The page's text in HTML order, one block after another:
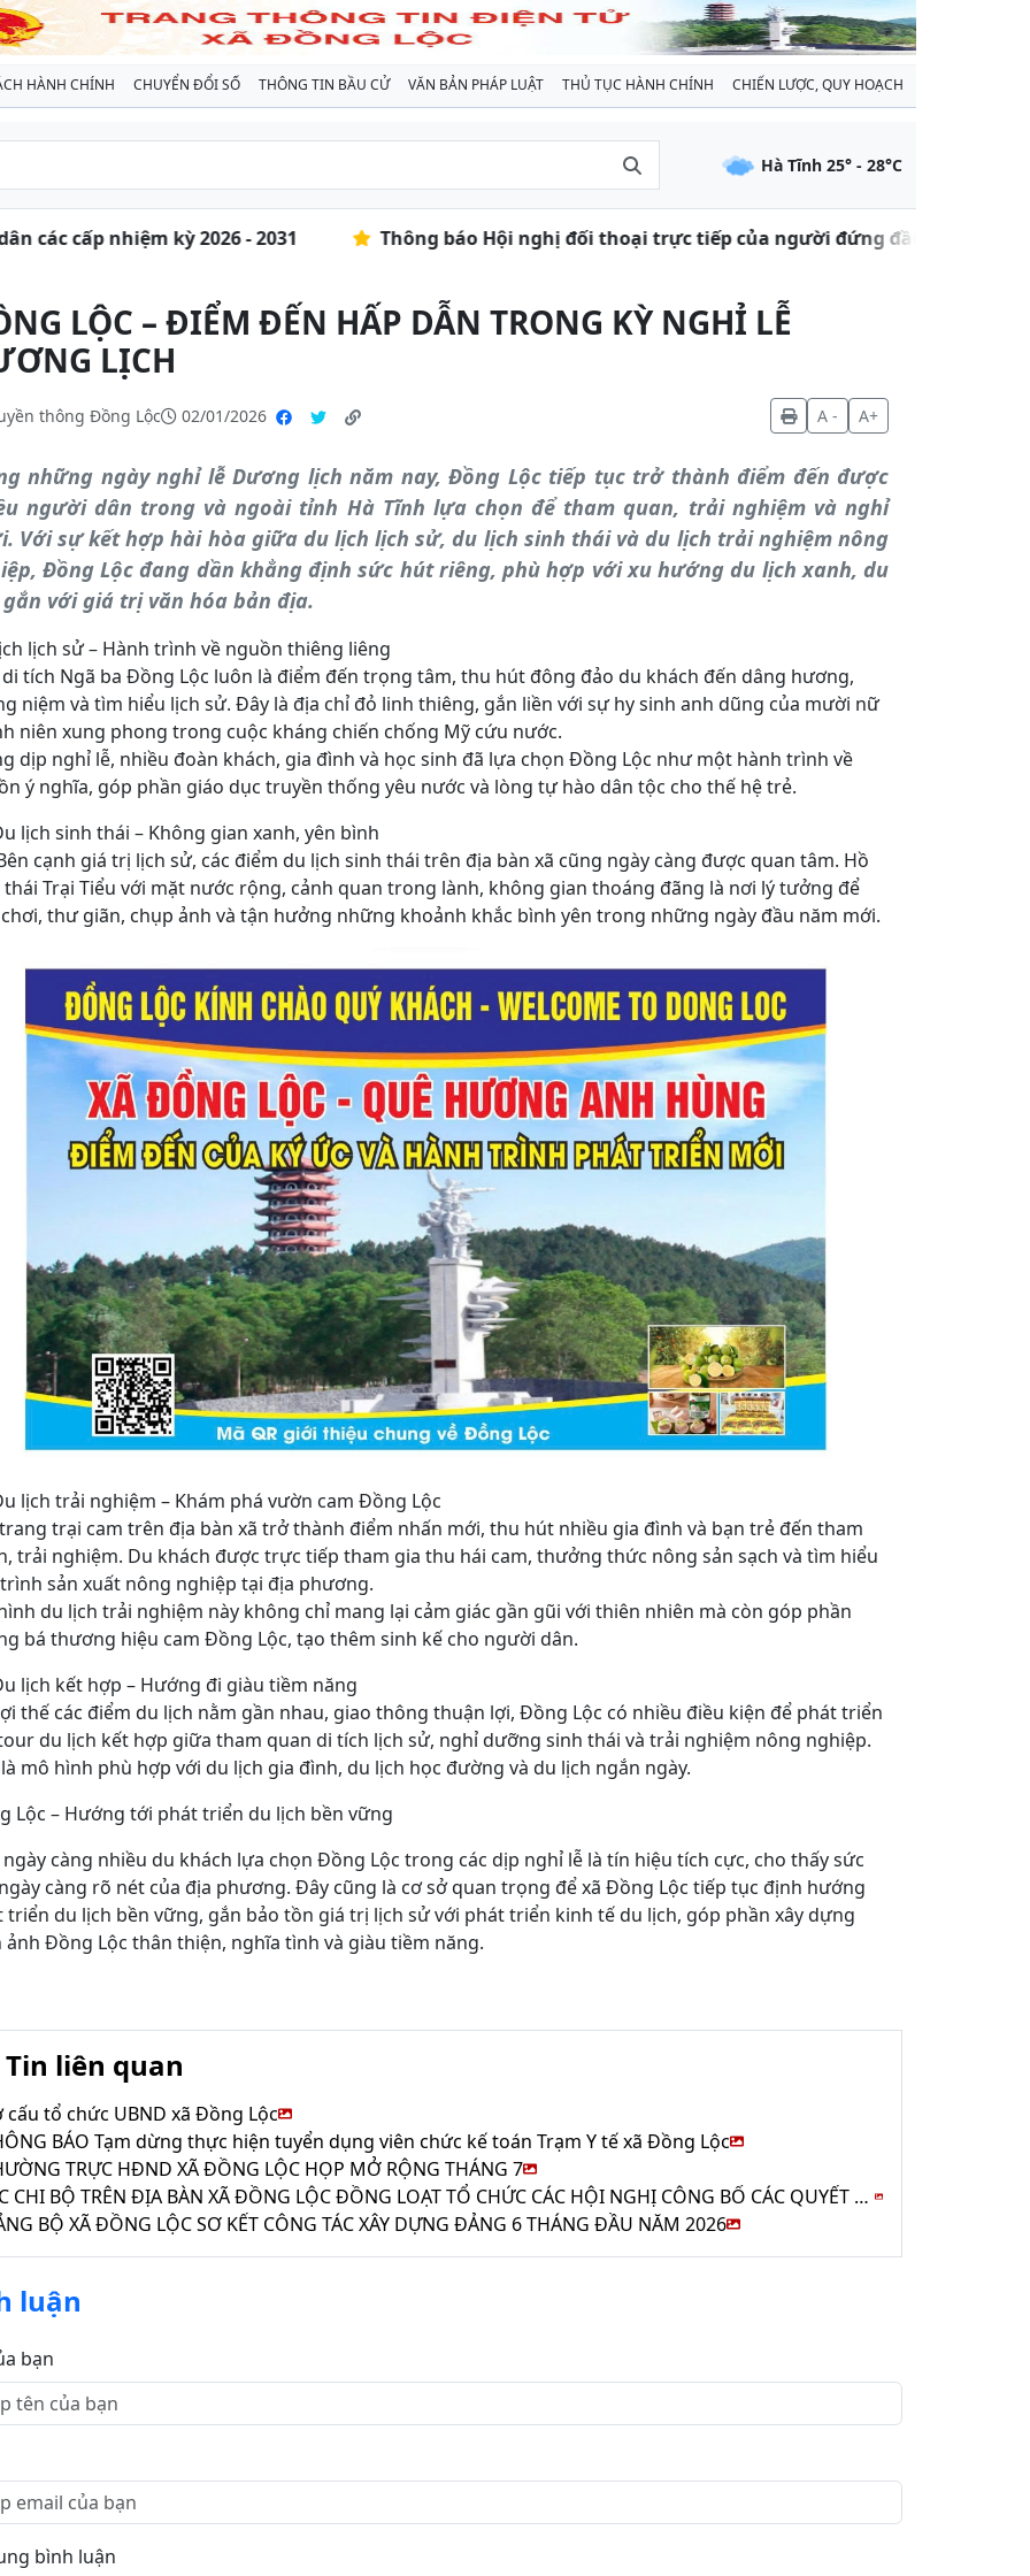
HÀNH CHÍNH CHUYỂN ĐỔI SỐ THÔNG TIN BẦU CỬ VĂN BẢN PHÁP LUẬT THỦ TỤC HÀNH CHÍNH CHIẾN LƯỢC, QUY HOẠCH
Hà Tĩnh 25° - 28°C
cấp nhiệm kỳ 2026 - 2031 Thông báo Hội nghị đối thoại trực tiếp của người đứng đầu cấp uỷ, chính
LỘC – ĐIỂM ĐẾN HẤP DẪN TRONG KỲ NGHỈ LỄ
LỊCH
thông Đồng Lộc 02/01/2026 A - A+
những ngày nghỉ lễ Dương lịch năm nay, Đồng Lộc tiếp tục trở thành điểm đến được
người dân trong và ngoài tỉnh Hà Tĩnh lựa chọn để tham quan, trải nghiệm và nghỉ
Với sự kết hợp hài hòa giữa du lịch lịch sử, du lịch sinh thái và du lịch trải nghiệm nông
Đồng Lộc đang dần khẳng định sức hút riêng, phù hợp với xu hướng du lịch xanh, du
với giá trị văn hóa bản địa.
lịch sử – Hành trình về nguồn thiêng liêng
di tích Ngã ba Đồng Lộc luôn là điểm đến trọng tâm, thu hút đông đảo du khách đến dâng hương,
niệm và tìm hiểu lịch sử. Đây là địa chỉ đỏ linh thiêng, gắn liền với sự hy sinh anh dũng của mười nữ
niên xung phong trong cuộc kháng chiến chống Mỹ cứu nước.
dịp nghỉ lễ, nhiều đoàn khách, gia đình và học sinh đã lựa chọn Đồng Lộc như một hành trình về
ý nghĩa, góp phần giáo dục truyền thống yêu nước và lòng tự hào dân tộc cho thế hệ trẻ.
lịch sinh thái – Không gian xanh, yên bình
cạnh giá trị lịch sử, các điểm du lịch sinh thái trên địa bàn xã cũng ngày càng được quan tâm. Hồ
thái Trại Tiểu với mặt nước rộng, cảnh quan trong lành, không gian thoáng đãng là nơi lý tưởng để
thư giãn, chụp ảnh và tận hưởng những khoảnh khắc bình yên trong những ngày đầu năm mới.
lịch trải nghiệm – Khám phá vườn cam Đồng Lộc
trang trại cam trên địa bàn xã trở thành điểm nhấn mới, thu hút nhiều gia đình và bạn trẻ đến tham
trải nghiệm. Du khách được trực tiếp tham gia thu hái cam, thưởng thức nông sản sạch và tìm hiểu
sản xuất nông nghiệp tại địa phương.
du lịch trải nghiệm này không chỉ mang lại cảm giác gần gũi với thiên nhiên mà còn góp phần
bá thương hiệu cam Đồng Lộc, tạo thêm sinh kế cho người dân.
lịch kết hợp – Hướng đi giàu tiềm năng
thế các điểm du lịch nằm gần nhau, giao thông thuận lợi, Đồng Lộc có nhiều điều kiện để phát triển
du lịch kết hợp giữa tham quan di tích lịch sử, nghỉ dưỡng sinh thái và trải nghiệm nông nghiệp.
mô hình phù hợp với du lịch gia đình, du lịch học đường và du lịch ngắn ngày.
Lộc – Hướng tới phát triển du lịch bền vững
ngày càng nhiều du khách lựa chọn Đồng Lộc trong các dịp nghỉ lễ là tín hiệu tích cực, cho thấy sức
càng rõ nét của địa phương. Đây cũng là cơ sở quan trọng để xã Đồng Lộc tiếp tục định hướng
triển du lịch bền vững, gắn bảo tồn giá trị lịch sử với phát triển kinh tế du lịch, góp phần xây dựng
ảnh Đồng Lộc thân thiện, nghĩa tình và giàu tiềm năng.
Tin liên quan
cấu tổ chức UBND xã Đồng Lộc
BÁO Tạm dừng thực hiện tuyển dụng viên chức kế toán Trạm Y tế xã Đồng Lộc
TRỰC HĐND XÃ ĐỒNG LỘC HỌP MỞ RỘNG THÁNG 7
CÁC CHI BỘ TRÊN ĐỊA BÀN XÃ ĐỒNG LỘC ĐỒNG LOẠT TỔ CHỨC CÁC HỘI NGHỊ CÔNG BỐ CÁC QUYẾT ĐỊNH VỀ CÔNG TÁC TỔ CHỨC, CÁN BỘ TẠI CÁC THÔN SAU SẮP XẾP, SÁP NHẬP.
BỘ XÃ ĐỒNG LỘC SƠ KẾT CÔNG TÁC XÂY DỰNG ĐẢNG 6 THÁNG ĐẦU NĂM 2026
luận
bạn
bình luận